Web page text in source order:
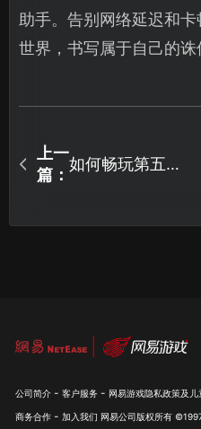
助手。告别网络延迟和
世界，书写属于自己的诛
上一
篇：
如何畅玩第五人
公司简介 - 客户服务 - 网易游戏隐私政策及
商务合作 - 加入我们 网易公司版权所有